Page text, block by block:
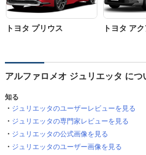
トヨタ プリウス トヨタ ア
アルファロメオ ジュリエッタ につ
知る
ジュリエッタのユーザーレビューを見る
ジュリエッタの専門家レビューを見る
ジュリエッタの公式画像を見る
ジュリエッタのユーザー画像を見る